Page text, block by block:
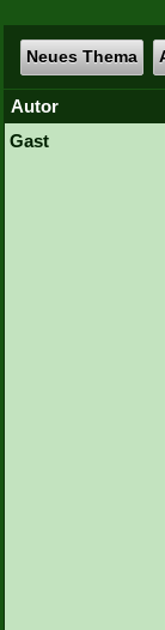
Neues Thema
Autor
Gast